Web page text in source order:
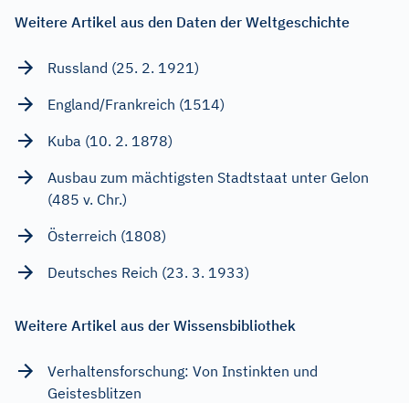
Weitere Artikel aus den Daten der Weltgeschichte
Russland (25. 2. 1921)
England/Frankreich (1514)
Kuba (10. 2. 1878)
Ausbau zum mächtigsten Stadtstaat unter Gelon
(485 v. Chr.)
Österreich (1808)
Deutsches Reich (23. 3. 1933)
Weitere Artikel aus der Wissensbibliothek
Verhaltensforschung: Von Instinkten und
Geistesblitzen